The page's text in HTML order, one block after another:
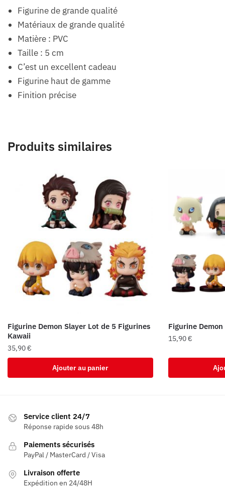
Figurine de grande qualité
Matériaux de grande qualité
Matière : PVC
Taille : 5 cm
C’est un excellent cadeau
Figurine haut de gamme
Finition précise
Produits similaires
Figurine Demon Slayer Lot de 5 Figurines
Kawaii
35,90€
Ajouter au panier
Figurine
15,90€
Service client 24/7
Réponse rapide sous 48h
Paiements sécurisés
PayPal / MasterCard / Visa
Livraison offerte
Expédition en 24/48H